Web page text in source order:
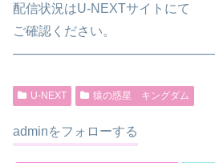
配信状況はU-NEXTサイトにて
ご確認ください。
U-NEXT 猿の惑星 キングダム
adminをフォローする